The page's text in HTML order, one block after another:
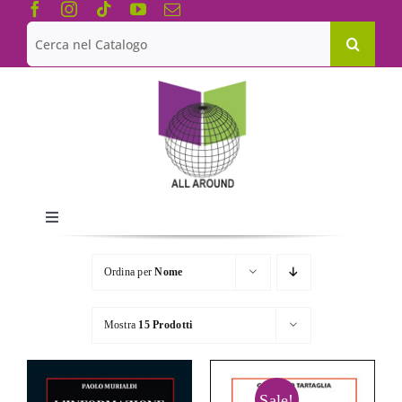
Salta
contenuto
Cerca
per:
Toggle
Navigation
Chi siamo
Le Collane
Catalogo
Ordina perNome
Mostra 15 Prodotti